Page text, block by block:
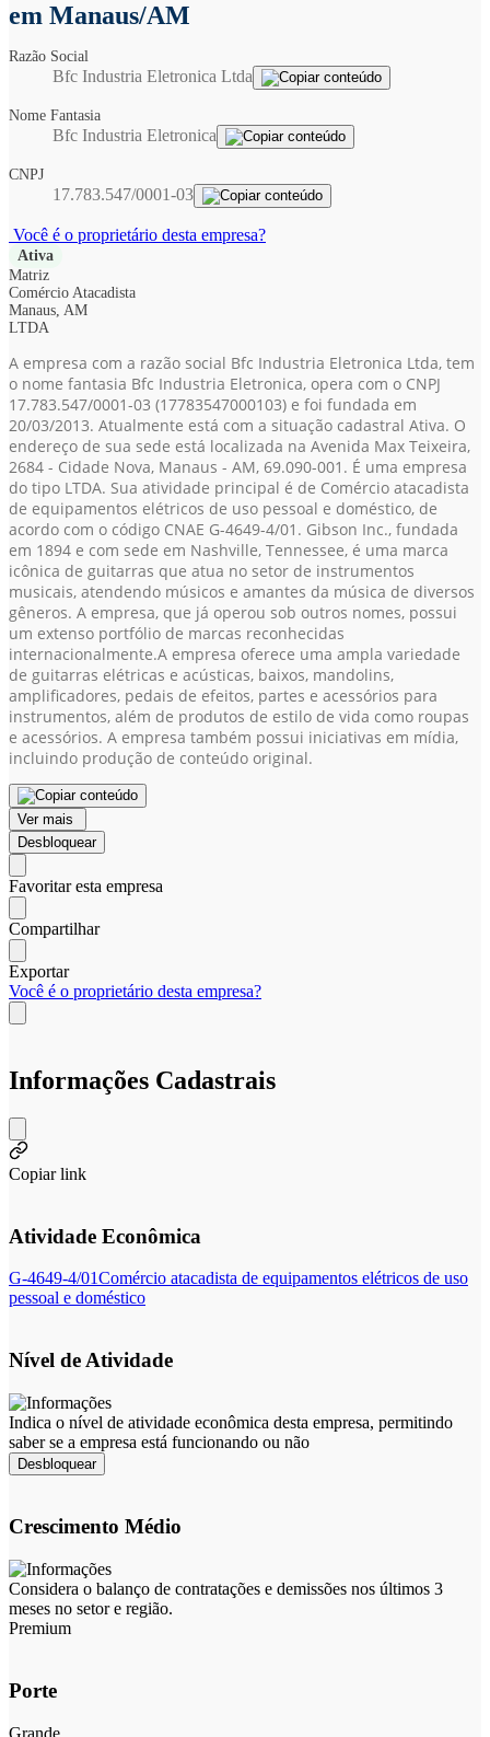
em Manaus/AM
Razão Social
Bfc Industria Eletronica Ltda
Nome Fantasia
Bfc Industria Eletronica
CNPJ
17.783.547/0001-03
Você é o proprietário desta empresa?
Ativa
Matriz
Comércio Atacadista
Manaus, AM
LTDA
A empresa com a razão social Bfc Industria Eletronica Ltda, tem
o nome fantasia Bfc Industria Eletronica, opera com o CNPJ
17.783.547/0001-03 (17783547000103) e foi fundada em
20/03/2013. Atualmente está com a situação cadastral Ativa. O
endereço de sua sede está localizada na Avenida Max Teixeira,
2684 - Cidade Nova, Manaus - AM, 69.090-001. É uma empresa
do tipo LTDA. Sua atividade principal é de Comércio atacadista
de equipamentos elétricos de uso pessoal e doméstico, de
acordo com o código CNAE G-4649-4/01. Gibson Inc., fundada
em 1894 e com sede em Nashville, Tennessee, é uma marca
icônica de guitarras que atua no setor de instrumentos
musicais, atendendo músicos e amantes da música de diversos
gêneros. A empresa, que já operou sob outros nomes, possui
um extenso portfólio de marcas reconhecidas
internacionalmente.A empresa oferece uma ampla variedade
de guitarras elétricas e acústicas, baixos, mandolins,
amplificadores, pedais de efeitos, partes e acessórios para
instrumentos, além de produtos de estilo de vida como roupas
e acessórios. A empresa também possui iniciativas em mídia,
incluindo produção de conteúdo original.
Ver mais
Desbloquear
Favoritar esta empresa
Compartilhar
Exportar
Você é o proprietário desta empresa?
Informações Cadastrais
Copiar link
Atividade Econômica
G-4649-4/01Comércio atacadista de equipamentos elétricos de uso
pessoal e doméstico
Nível de Atividade
Indica o nível de atividade econômica desta empresa, permitindo
saber se a empresa está funcionando ou não
Desbloquear
Crescimento Médio
Considera o balanço de contratações e demissões nos últimos 3
meses no setor e região.
Premium
Porte
Grande